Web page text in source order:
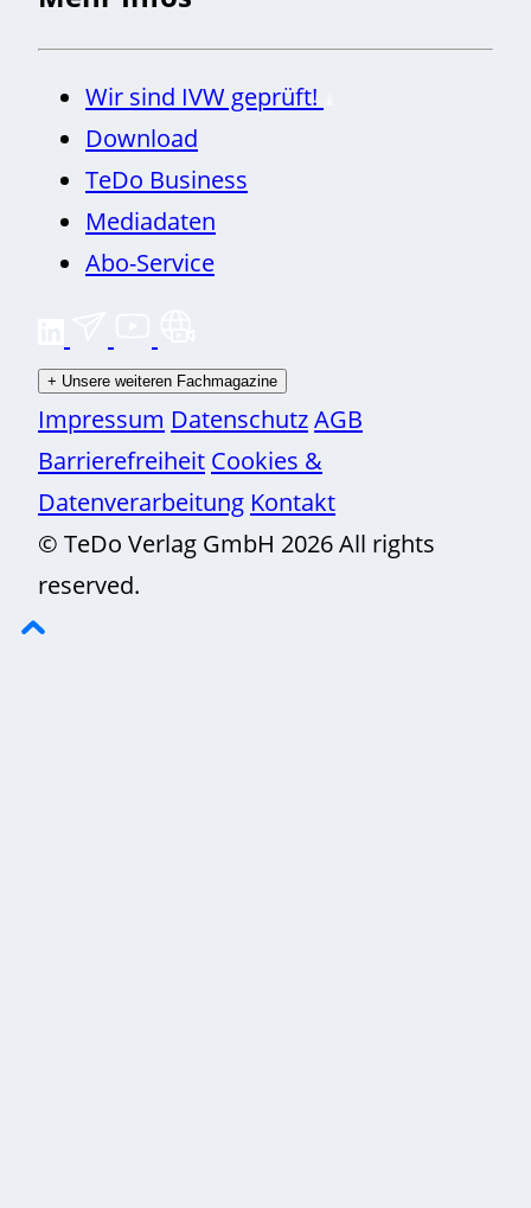
Wir sind IVW geprüft!
Download
TeDo Business
Mediadaten
Abo-Service
+ Unsere weiteren Fachmagazine
Impressum DatenschutzAGB
Barrierefreiheit Cookies &
Datenverarbeitung Kontakt
© TeDo Verlag GmbH 2026 All rights
reserved.